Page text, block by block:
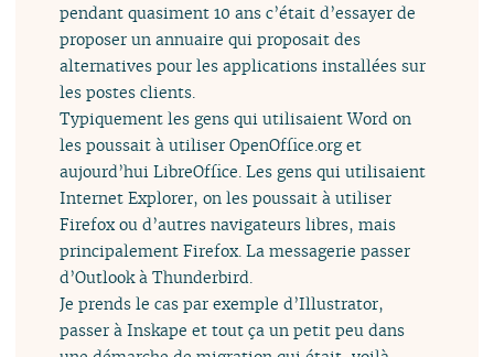
pendant quasiment 10 ans c’était d’essayer de
proposer un annuaire qui proposait des
alternatives pour les applications installées sur
les postes clients.
Typiquement les gens qui utilisaient Word on
les poussait à utiliser OpenOffice.org et
aujourd’hui LibreOffice. Les gens qui utilisaient
Internet Explorer, on les poussait à utiliser
Firefox ou d’autres navigateurs libres, mais
principalement Firefox. La messagerie passer
d’Outlook à Thunderbird.
Je prends le cas par exemple d’Illustrator,
passer à Inskape et tout ça un petit peu dans